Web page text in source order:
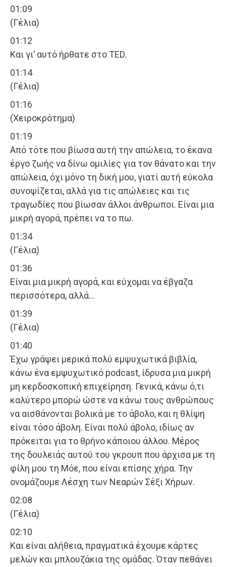
01:09
(Γέλια)
01:12
Και γι’ αυτό ήρθατε στο TED.
01:14
(Γέλια)
01:16
(Χειροκρότημα)
01:19
Από τότε που βίωσα αυτή την απώλεια, το έκανα
έργο ζωής να δίνω ομιλίες για τον θάνατο και την
απώλεια, όχι μόνο τη δική μου, γιατί αυτή εύκολα
συνοψίζεται, αλλά για τις απώλειες και τις
τραγωδίες που βίωσαν άλλοι άνθρωποι. Είναι μια
μικρή αγορά, πρέπει να το πω.
01:34
(Γέλια)
01:36
Είναι μια μικρή αγορά, και εύχομαι να έβγαζα
περισσότερα, αλλά…
01:39
(Γέλια)
01:40
Έχω γράψει μερικά πολύ εμψυχωτικά βιβλία,
κάνω ένα εμψυχωτικό podcast, ίδρυσα μια μικρή
μη κερδοσκοπική επιχείρηση. Γενικά, κάνω ό,τι
καλύτερο μπορώ ώστε να κάνω τους ανθρώπους
να αισθάνονται βολικά με το άβολο, και η θλίψη
είναι τόσο άβολη. Είναι πολύ άβολο, ιδίως αν
πρόκειται για το θρήνο κάποιου άλλου. Μέρος
της δουλειάς αυτού του γκρουπ που άρχισα με τη
φίλη μου τη Μόε, που είναι επίσης χήρα. Την
ονομάζουμε Λέσχη των Νεαρών Σέξι Χήρων.
02:08
(Γέλια)
02:10
Και είναι αλήθεια, πραγματικά έχουμε κάρτες
μελών και μπλουζάκια της ομάδας. Όταν πεθάνει